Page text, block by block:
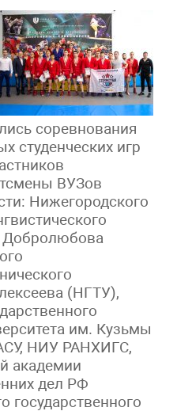
соревнования
студенческих игр
ВУЗов
Нижегородского
Добролюбова
(НГТУ),
им. Кузьмы
НИУ РАНХИГС,
академии
дел РФ